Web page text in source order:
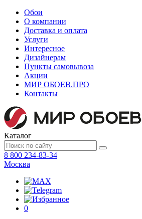
Обои
О компании
Доставка и оплата
Услуги
Интересное
Дизайнерам
Пункты самовывоза
Акции
МИР ОБОЕВ.ПРО
Контакты
Каталог
8 800 234-83-34
Москва
0